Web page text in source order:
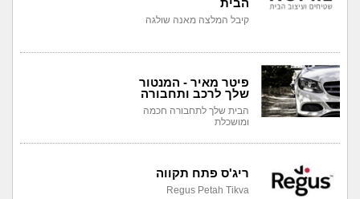
הבית
קיבל המלצה מאנה שולגה
פיטר מאיר - המנטור
שלך לרכב ותחבורה
הבית שלך לתחבורה חכמה
ומושכלת
ריג'ס פתח תקווה
Regus Petah Tikva